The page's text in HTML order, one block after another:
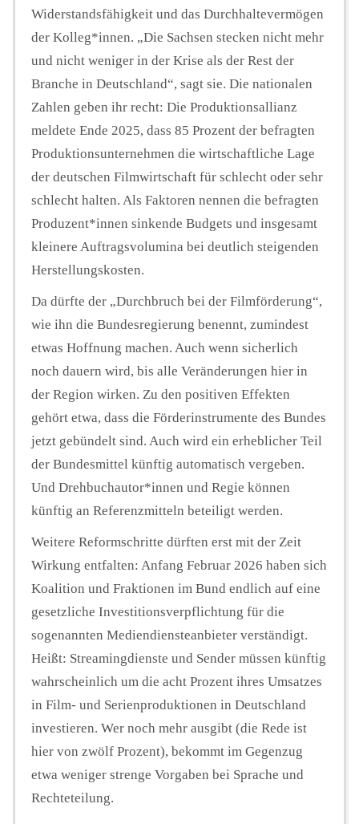
Widerstandsfähigkeit und das Durchhaltevermögen
der Kolleg*innen. „Die Sachsen stecken nicht mehr
und nicht weniger in der Krise als der Rest der
Branche in Deutschland“, sagt sie. Die nationalen
Zahlen geben ihr recht: Die Produktionsallianz
meldete Ende 2025, dass 85 Prozent der befragten
Produktionsunternehmen die wirtschaftliche Lage
der deutschen Filmwirtschaft für schlecht oder sehr
schlecht halten. Als Faktoren nennen die befragten
Produzent*innen sinkende Budgets und insgesamt
kleinere Auftragsvolumina bei deutlich steigenden
Herstellungskosten.
Da dürfte der „Durchbruch bei der Filmförderung“,
wie ihn die Bundesregierung benennt, zumindest
etwas Hoffnung machen. Auch wenn sicherlich
noch dauern wird, bis alle Veränderungen hier in
der Region wirken. Zu den positiven Effekten
gehört etwa, dass die Förderinstrumente des Bundes
jetzt gebündelt sind. Auch wird ein erheblicher Teil
der Bundesmittel künftig automatisch vergeben.
Und Drehbuchautor*innen und Regie können
künftig an Referenzmitteln beteiligt werden.
Weitere Reformschritte dürften erst mit der Zeit
Wirkung entfalten: Anfang Februar 2026 haben sich
Koalition und Fraktionen im Bund endlich auf eine
gesetzliche Investitionsverpflichtung für die
sogenannten Mediendiensteanbieter verständigt.
Heißt: Streamingdienste und Sender müssen künftig
wahrscheinlich um die acht Prozent ihres Umsatzes
in Film- und Serienproduktionen in Deutschland
investieren. Wer noch mehr ausgibt (die Rede ist
hier von zwölf Prozent), bekommt im Gegenzug
etwa weniger strenge Vorgaben bei Sprache und
Rechteteilung.